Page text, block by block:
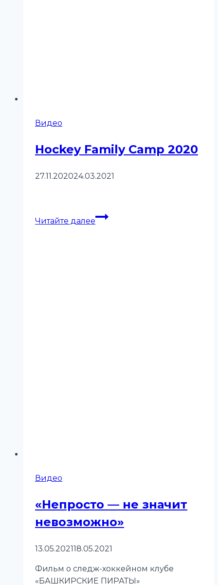
Видео
Hockey Family Camp 2020
27.11.202024.03.2021
Читайте далее
Hockey
Family
Видео
«Непросто — не значит
невозможно»
13.05.202118.05.2021
Фильм о следж-хоккейном клубе
«БАШКИРСКИЕ ПИРАТЫ»